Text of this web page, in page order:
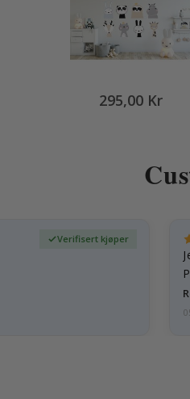
295,00 Kr
Verifisert kjøper